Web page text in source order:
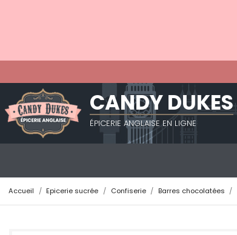
CANDY DUKES
ÉPICERIE ANGLAISE EN LIGNE
Accueil Epicerie sucrée Confiserie Barres chocolatées